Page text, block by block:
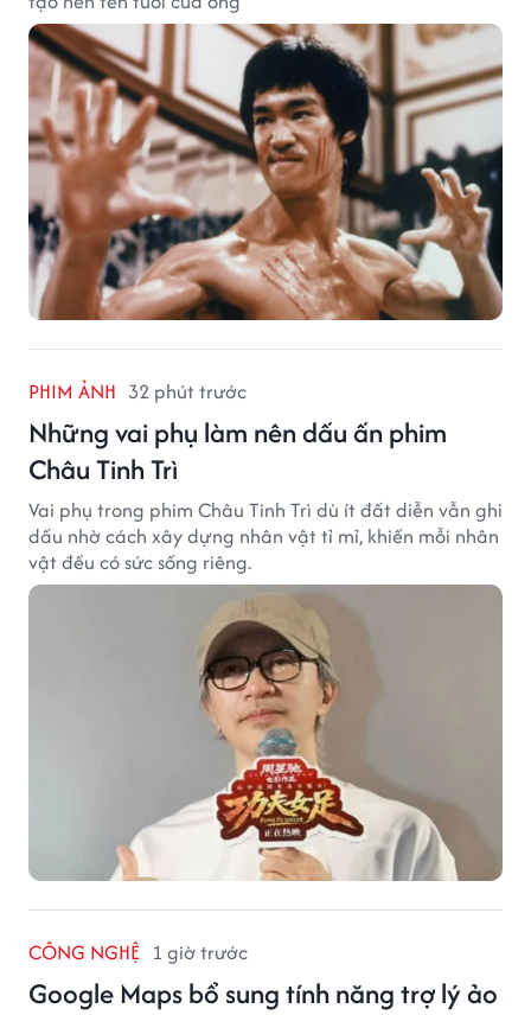
PHIM ẢNH 32 phút trước
Những vai phụ làm nên dấu ấn phim
Châu Tinh Trì
Vai phụ trong phim Châu Tinh Trì dù ít đất diễn vẫn ghi
dấu nhờ cách xây dựng nhân vật tỉ mỉ, khiến mỗi nhân
vật đều có sức sống riêng.
CÔNG NGHỆ 1 giờ trước
Google Maps bổ sung tính năng trợ lý ảo